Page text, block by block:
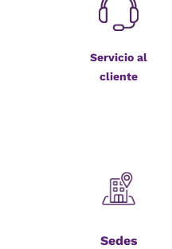
Servicio al
cliente
Sedes